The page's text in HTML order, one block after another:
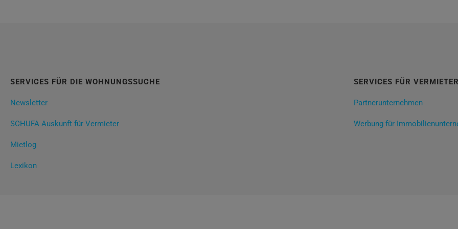
SERVICES FÜR DIE WOHNUNGSSUCHE
Newsletter
SCHUFA Auskunft für Vermieter
Mietlog
Lexikon
SERVICES FÜR VERMIETER
Partnerunternehmen
Werbung für